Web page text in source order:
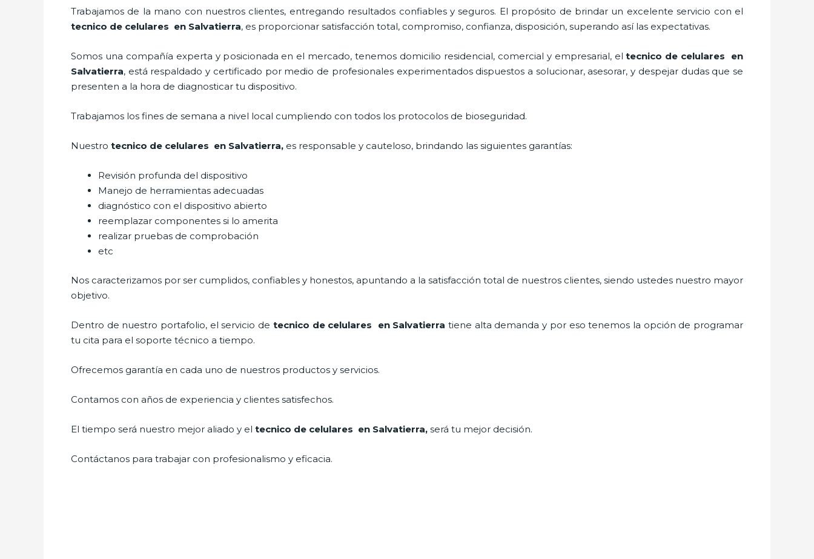
Trabajamos de la mano con nuestros clientes, entregando resultados confiables y seguros. El propósito de brindar un excelente servicio con el
tecnico de celulares en Salvatierra, es proporcionar satisfacción total, compromiso, confianza, disposición, superando así las expectativas.
Somos una compañía experta y posicionada en el mercado, tenemos domicilio residencial, comercial y empresarial, eltecnico de celulares en
Salvatierra, está respaldado y certificado por medio de profesionales experimentados dispuestos a solucionar, asesorar, y despejar dudas que se
presenten a la hora de diagnosticar tu dispositivo.
Trabajamos los fines de semana a nivel local cumpliendo con todos los protocolos de bioseguridad.
Nuestro tecnico de celulares en Salvatierra, es responsable y cauteloso, brindando las siguientes garantías:
Revisión profunda del dispositivo
Manejo de herramientas adecuadas
diagnóstico con el dispositivo abierto
reemplazar componentes si lo amerita
realizar pruebas de comprobación
etc
Nos caracterizamos por ser cumplidos, confiables y honestos, apuntando a la satisfacción total de nuestros clientes, siendo ustedes nuestro mayor
objetivo.
Dentro de nuestro portafolio, el servicio de tecnico de celulares en Salvatierra tiene alta demanda y por eso tenemos la opción de programar
tu cita para el soporte técnico a tiempo.
Ofrecemos garantía en cada uno de nuestros productos y servicios.
Contamos con años de experiencia y clientes satisfechos.
El tiempo será nuestro mejor aliado y el tecnico de celulares en Salvatierra, será tu mejor decisión.
Contáctanos para trabajar con profesionalismo y eficacia.